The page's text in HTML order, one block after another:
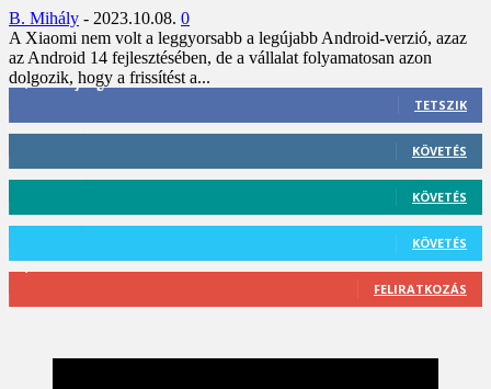
B. Mihály - 2023.10.08. 0
A Xiaomi nem volt a leggyorsabb a legújabb Android-verzió, azaz
az Android 14 fejlesztésében, de a vállalat folyamatosan azon
dolgozik, hogy a frissítést a...
3,452 Rajongók
TETSZIK
KÖVETÉS
KÖVETÉS
KÖVETÉS
FELIRATKOZÁS